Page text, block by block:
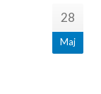
28
Maj